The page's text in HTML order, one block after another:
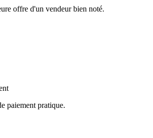
offre d'un vendeur bien noté.
paiement pratique.